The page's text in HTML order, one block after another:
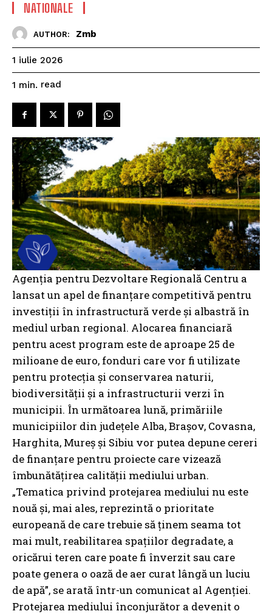
NATIONALE
AUTHOR: Zmb
1 iulie 2026
1 min. read
Agenția pentru Dezvoltare Regională Centru a
lansat un apel de finanțare competitivă pentru
investiții în infrastructură verde și albastră în
mediul urban regional. Alocarea financiară
pentru acest program este de aproape 25 de
milioane de euro, fonduri care vor fi utilizate
pentru protecția și conservarea naturii,
biodiversității și a infrastructurii verzi în
municipii. În următoarea lună, primăriile
municipiilor din județele Alba, Brașov, Covasna,
Harghita, Mureș și Sibiu vor putea depune cereri
de finanțare pentru proiecte care vizează
îmbunătățirea calității mediului urban.
„Tematica privind protejarea mediului nu este
nouă și, mai ales, reprezintă o prioritate
europeană de care trebuie să ținem seama tot
mai mult, reabilitarea spațiilor degradate, a
oricărui teren care poate fi înverzit sau care
poate genera o oază de aer curat lângă un luciu
de apă”, se arată într-un comunicat al Agenției.
Protejarea mediului înconjurător a devenit o